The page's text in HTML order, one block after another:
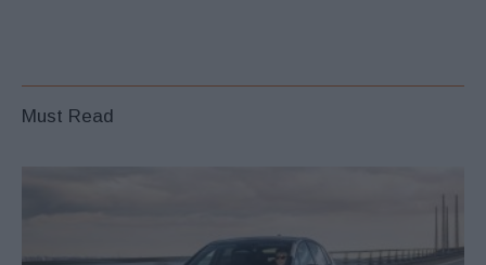
Must Read